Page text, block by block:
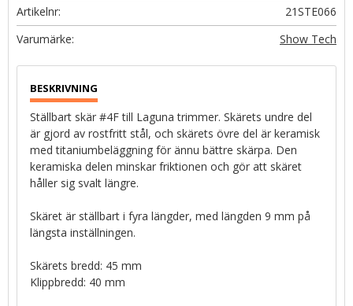
Artikelnr
21STE066
Show Tech
Ställbart skär #4F till Laguna trimmer. Skärets undre del
är gjord av rostfritt stål, och skärets övre del är keramisk
med titaniumbeläggning för ännu bättre skärpa. Den
keramiska delen minskar friktionen och gör att skäret
håller sig svalt längre.
Skäret är ställbart i fyra längder, med längden 9 mm på
längsta inställningen.
Skärets bredd: 45 mm
Klippbredd: 40 mm